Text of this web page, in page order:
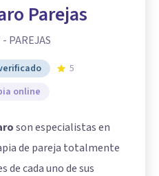
Parejas
PAREJAS
5
online
son especialistas en
de pareja totalmente
de cada uno de sus